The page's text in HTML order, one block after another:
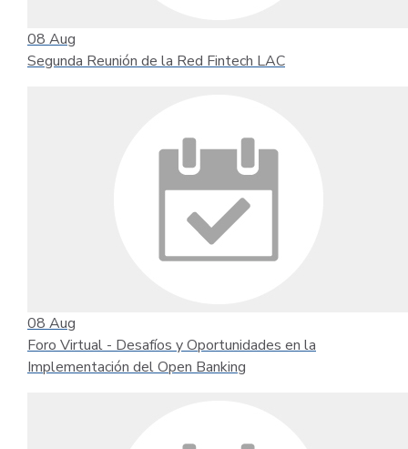
08 Aug
Segunda Reunión de la Red Fintech LAC
08 Aug
Foro Virtual - Desafíos y Oportunidades en la
Implementación del Open Banking